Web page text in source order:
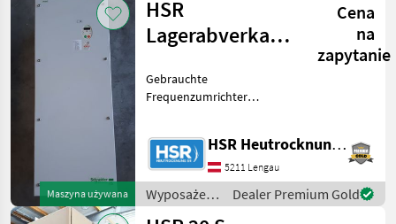
ogrodowe /
HSR
Maszyna używana
HSR
Lagerabverkauf
7,5 bis 75kW
Cena
na
zapytanie
Gebrauchte
Frequenzumrichter
Ventilator 75 KW -D 1 Stk.
gebrauchter
Frequenzumrichter 7, 5kW-
D 2 Stk. gebrauchter
Frequen
HSR Heutrocknung SR GmbH
5211 Lengau
Wyposażenia
stajne i
Dealer Premium Gold